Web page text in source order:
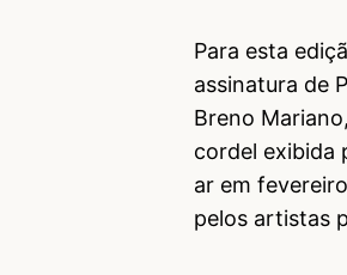
Para esta
assinatura de
Breno
cordel exibida
ar em
pelos artistas